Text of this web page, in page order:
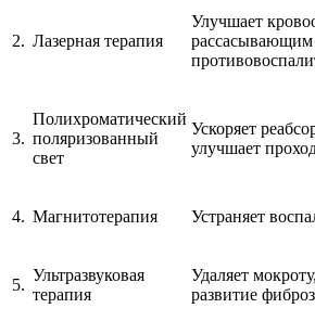
2. Лазерная терапия
Улучшает
рассасывающим
3.
Полихроматический
поляризованный
свет
Ускоряет
улучшает
4. Магнитотерапия Устраняет
5.
Ультразвуковая
терапия
Удаляет
развитие